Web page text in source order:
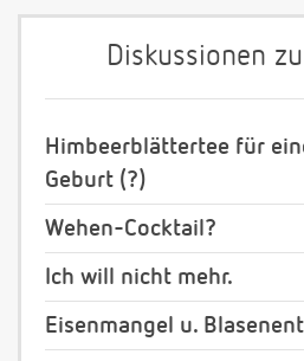
Diskussionen
Himbeerblättertee für
Geburt (?)
Wehen-Cocktail?
Ich will nicht mehr.
Eisenmangel u.